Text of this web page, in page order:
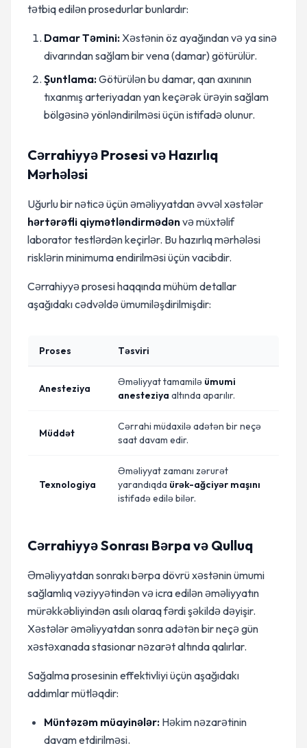
tətbiq edilən prosedurlar bunlardır:
Damar Təmini:Xəstənin öz ayağından və ya sinə
divarından sağlam bir vena (damar) götürülür.
Şuntlama:Götürülən bu damar, qan axınının
tıxanmış arteriyadan yan keçərək ürəyin sağlam
bölgəsinə yönləndirilməsi üçün istifadə olunur.
Cərrahiyyə Prosesi və Hazırlıq
Mərhələsi
Uğurlu bir nəticə üçün əməliyyatdan əvvəl xəstələr
hərtərəfli qiymətləndirmədənvə müxtəlif
laborator testlərdən keçirlər. Bu hazırlıq mərhələsi
risklərin minimuma endirilməsi üçün vacibdir.
Cərrahiyyə prosesi haqqında mühüm detallar
aşağıdakı cədvəldə ümumiləşdirilmişdir:
Proses Təsviri
Anesteziya
Əməliyyat tamamilə ümumi
anesteziya altında aparılır.
Müddət
Cərrahi müdaxilə adətən bir neçə
saat davam edir.
Texnologiya
Əməliyyat zamanı zərurət
yarandıqda ürək-ağciyər maşını
istifadə edilə bilər.
Cərrahiyyə Sonrası Bərpa və Qulluq
Əməliyyatdan sonrakı bərpa dövrü xəstənin ümumi
sağlamlıq vəziyyətindən və icra edilən əməliyyatın
mürəkkəbliyindən asılı olaraq fərdi şəkildə dəyişir.
Xəstələr əməliyyatdan sonra adətən bir neçə gün
xəstəxanada stasionar nəzarət altında qalırlar.
Sağalma prosesinin effektivliyi üçün aşağıdakı
addımlar mütləqdir:
Müntəzəm müayinələr: Həkim nəzarətinin
davam etdirilməsi.